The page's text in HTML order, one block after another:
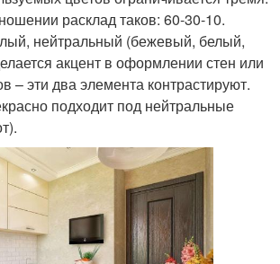
расклад таков: 60-30-10.
нейтральный (бежевый, белый,
акцент в оформлении стен или
– эти два элемента контрастируют.
подходит под нейтральные